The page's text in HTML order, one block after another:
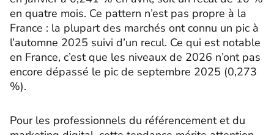
en quatre mois. Ce pattern n’est pas propre à la
France : la plupart des marchés ont connu un pic à
l’automne 2025 suivi d’un recul. Ce qui est notable
en France, c’est que les niveaux de 2026 n’ont pas
encore dépassé le pic de septembre 2025 (0,273
%).
Pour les professionnels du référencement et du